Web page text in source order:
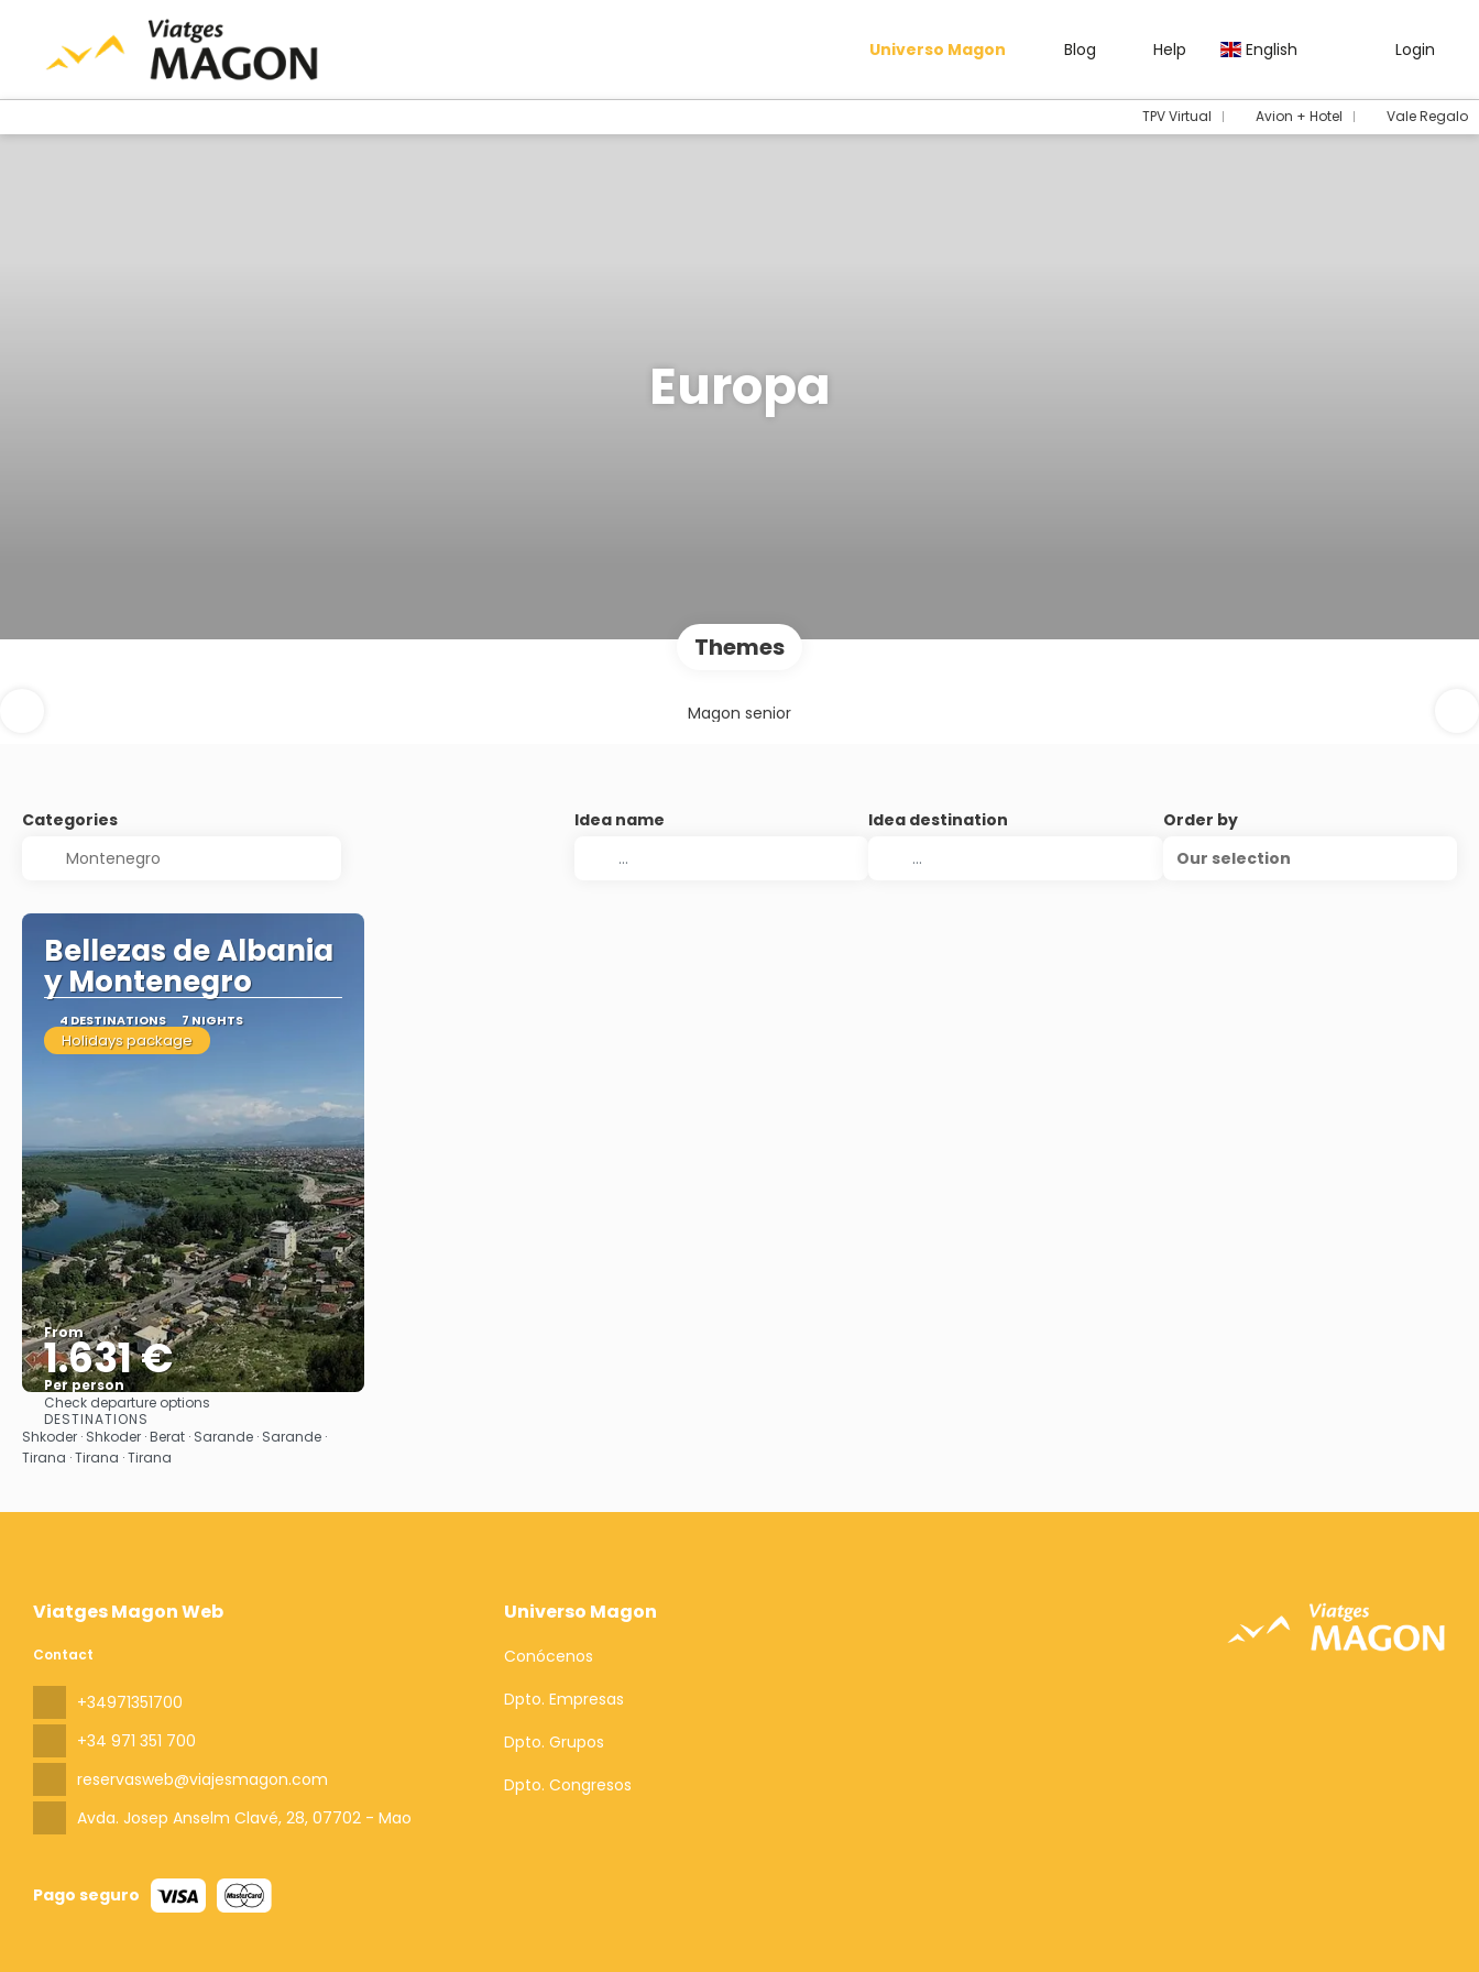
Universo Magon Blog Help English Login
TPV Virtual Avion + Hotel Vale Regalo
Europa
Themes
Magon senior
Categories Idea name Idea destination
Order by
Our selection
Bellezas de Albania
y Montenegro
4 DESTINATIONS 7 NIGHTS
Holidays package
From
1.631 €
Per person
See
Check departure options
DESTINATIONS
Shkoder · Shkoder · Berat · Sarande · Sarande ·
Tirana · Tirana · Tirana
Viatges Magon Web
Contact
+34971351700
+34 971 351 700
reservasweb@viajesmagon.com
Avda. Josep Anselm Clavé, 28, 07702 - Mao
Pago seguro
Universo Magon
Conócenos
Dpto. Empresas
Dpto. Grupos
Dpto. Congresos